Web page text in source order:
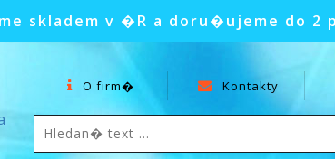
skladem v �R a doru�ujeme do 2
O firm� Kontakty